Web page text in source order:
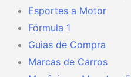
Esportes a Motor
Fórmula 1
Guias de Compra
Marcas de Carros